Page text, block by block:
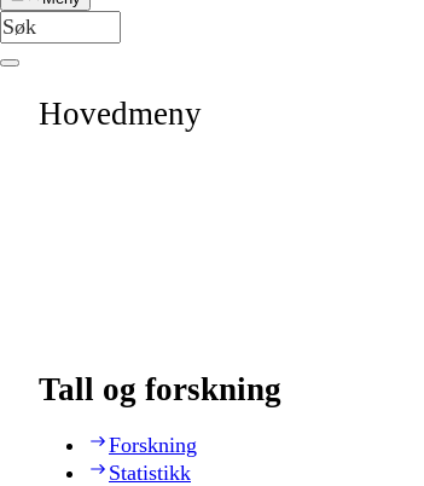
Hovedmeny
Tall og forskning
Forskning
Statistikk